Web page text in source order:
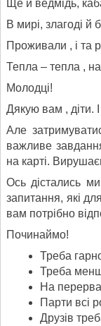
Ще й ведмідь,
В мирі, злагоді й
Проживали , і та
Тепла – тепла ,
Молодці!
Дякую вам , діти.
Але
важливе
на карті.
Ось дістались
запитання, які
вам потрібно
Починаймо!
Треба
Треба
На
Парти всі
Друзів